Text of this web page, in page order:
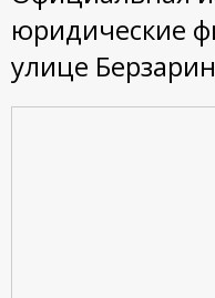
юридические
улице